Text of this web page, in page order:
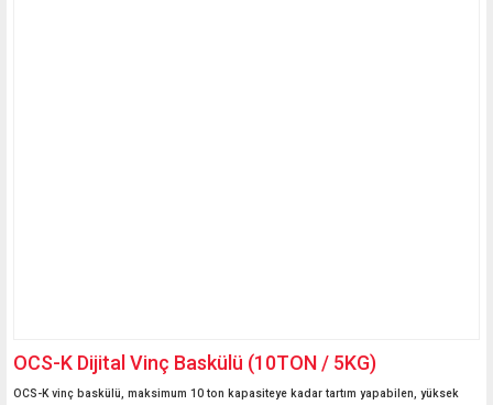
OCS-K Dijital Vinç Baskülü (10TON / 5KG)
OCS-K vinç baskülü, maksimum 10 ton kapasiteye kadar tartım yapabilen, yüksek